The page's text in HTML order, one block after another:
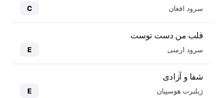
سرود افغان C
قلب من دست توست
سرود ارمنی E
شفا و آزادی
ژیلبرت هوسپیان E